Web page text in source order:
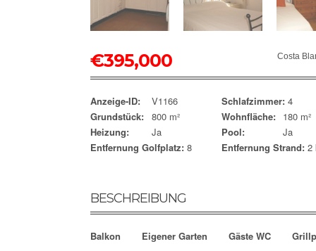
€395,000 Costa
Anzeige-ID: V1166 Schlafzimmer: 4
Grundstück: 800 m² Wohnfläche: 180 m²
Heizung:
Ja Pool:
Ja
Entfernung Golfplatz: 8 Entfernung Strand: 2
BESCHREIBUNG
Balkon Eigener Garten Gäste WC